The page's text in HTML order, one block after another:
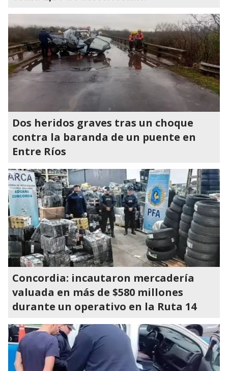
Dos heridos graves tras un choque
contra la baranda de un puente en
Entre Ríos
Concordia: incautaron mercadería
valuada en más de $580 millones
durante un operativo en la Ruta 14